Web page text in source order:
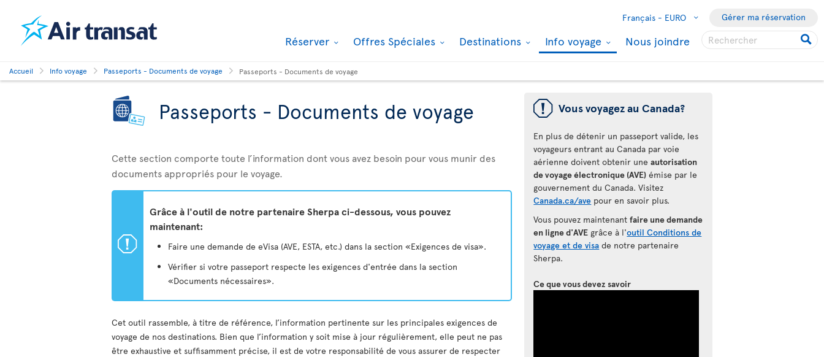
Français - EURO Gérer ma réservation
Réserver Offres Spéciales Destinations Info voyage Nous joindre
Accueil Info voyage Passeports - Documents de voyage Passeports - Documents de voyage
Passeports - Documents de voyage
Cette section comporte toute l’information dont vous avez besoin pour vous munir des
documents appropriés pour le voyage.
ü
Grâce à l'outil de notre partenaire Sherpa ci-dessous, vous pouvez
maintenant:
Faire une demande de eVisa (AVE, ESTA, etc.) dans la section «Exigences de visa».
Vérifier si votre passeport respecte les exigences d'entrée dans la section
«Documents nécessaires».
Cet outil rassemble, à titre de référence, l’information pertinente sur les principales exigences de
voyage de nos destinations. Bien que l’information y soit mise à jour régulièrement, elle peut ne pas
être exhaustive et suffisamment précise, il est de votre responsabilité de vous assurer de respecter
ü Vous voyagez au Canada?
En plus de détenir un passeport valide, les
voyageurs entrant au Canada par voie
aérienne doivent obtenir uneautorisation
de voyage électronique (AVE) émise par le
gouvernement du Canada. Visitez
Canada.ca/ave pour en savoir plus.
Vous pouvez maintenantfaire une demande
en ligne d'AVE grâce à l'outil Conditions de
voyage et de visa de notre partenaire
Sherpa.
Ce que vous devez savoir